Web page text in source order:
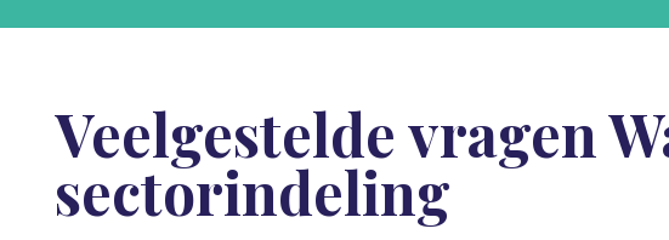
Veelgestelde vragen
sectorindeling